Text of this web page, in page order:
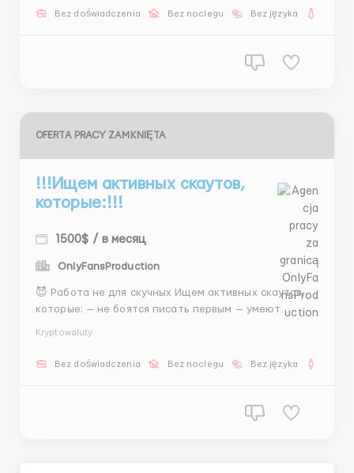
Bez doświadczenia Bez noclegu Bez języka
OFERTA PRACY ZAMKNIĘTA
!!!Ищем активных скаутов,
которые:!!!
1500$ / в месяц
OnlyFansProduction
😈 Работа не для скучных Ищем активных скаутов,
которые: — не боятся писать первым — умеют
тихий интроверт без желания писать — сорри 😅 📩
Kryptowaluty
Bez doświadczenia Bez noclegu Bez języka